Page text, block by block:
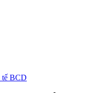
tế BCD